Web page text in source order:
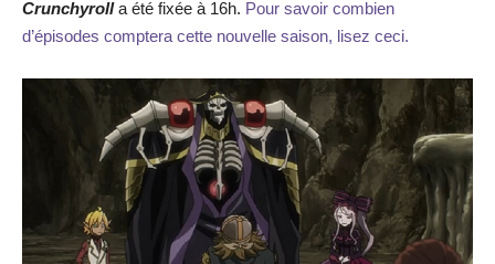
Crunchyrolla été fixée à 16h. Pour savoir combien
d’épisodes comptera cette nouvelle saison, lisez ceci.